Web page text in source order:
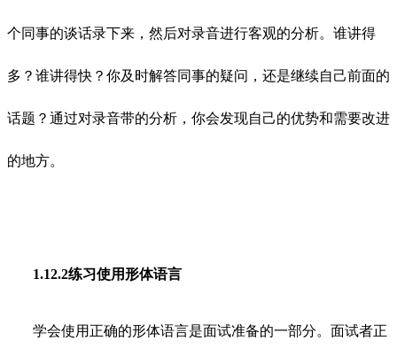
个同事的谈话录下来，然后对录音进行客观的分析。谁讲得
多？谁讲得快？你及时解答同事的疑问，还是继续自己前面的
话题？通过对录音带的分析，你会发现自己的优势和需要改进
的地方。
1.12.2练习使用形体语言
学会使用正确的形体语言是面试准备的一部分。面试者正